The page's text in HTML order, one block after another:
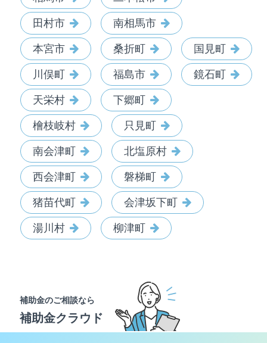
田村市 南相馬市
本宮市 桑折町 国見町
川俣町 福島市 鏡石町
天栄村 下郷町
檜枝岐村 只見町
南会津町 北塩原村
西会津町 磐梯町
猪苗代町 会津坂下町
湯川村 柳津町
補助金のご相談なら
補助金クラウド